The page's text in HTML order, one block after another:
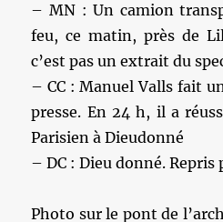
– MN : Un camion
feu, ce matin, près de
c’est pas un extrait du
– CC : Manuel Valls fait
presse. En 24 h, il a
Parisien à Dieudonné
– DC : Dieu donné. Repris
Photo sur le pont de